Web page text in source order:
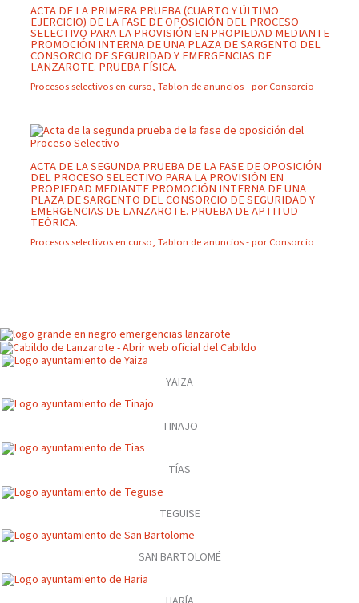
ACTA DE LA PRIMERA PRUEBA (CUARTO Y ÚLTIMO
EJERCICIO) DE LA FASE DE OPOSICIÓN DEL PROCESO
SELECTIVO PARA LA PROVISIÓN EN PROPIEDAD MEDIANTE
PROMOCIÓN INTERNA DE UNA PLAZA DE SARGENTO DEL
CONSORCIO DE SEGURIDAD Y EMERGENCIAS DE
LANZAROTE. PRUEBA FÍSICA.
Procesos selectivos en curso, Tablon de anuncios- por Consorcio
ACTA DE LA SEGUNDA PRUEBA DE LA FASE DE OPOSICIÓN
DEL PROCESO SELECTIVO PARA LA PROVISIÓN EN
PROPIEDAD MEDIANTE PROMOCIÓN INTERNA DE UNA
PLAZA DE SARGENTO DEL CONSORCIO DE SEGURIDAD Y
EMERGENCIAS DE LANZAROTE. PRUEBA DE APTITUD
TEÓRICA.
Procesos selectivos en curso, Tablon de anuncios- por Consorcio
YAIZA
TINAJO
TÍAS
TEGUISE
SAN BARTOLOMÉ